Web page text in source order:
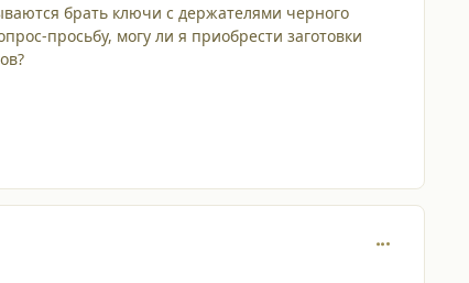
брать ключи с держателями черного
просьбу, могу ли я приобрести заготовки